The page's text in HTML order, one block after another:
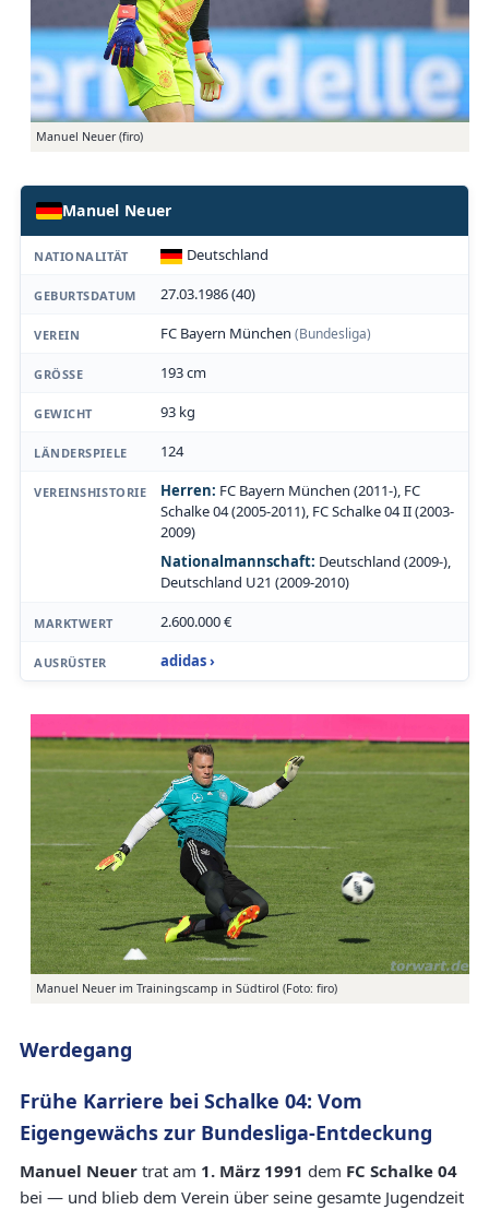
Manuel Neuer (firo)
Manuel Neuer
NATIONALITÄT Deutschland
GEBURTSDATUM 27.03.1986 (40)
VEREIN FC Bayern München (Bundesliga)
GRÖSSE 193 cm
GEWICHT 93 kg
LÄNDERSPIELE 124
VEREINSHISTORIE Herren: FC Bayern München (2011-), FC
Schalke 04 (2005-2011), FC Schalke 04 II (2003-
2009)
Nationalmannschaft: Deutschland (2009-),
Deutschland U21 (2009-2010)
MARKTWERT 2.600.000 €
AUSRÜSTER adidas ›
Manuel Neuer im Trainingscamp in Südtirol (Foto: firo)
Werdegang
Frühe Karriere bei Schalke 04: Vom
Eigengewächs zur Bundesliga-Entdeckung
Manuel Neuer trat am 1. März 1991 dem FC Schalke 04
bei — und blieb dem Verein über seine gesamte Jugendzeit